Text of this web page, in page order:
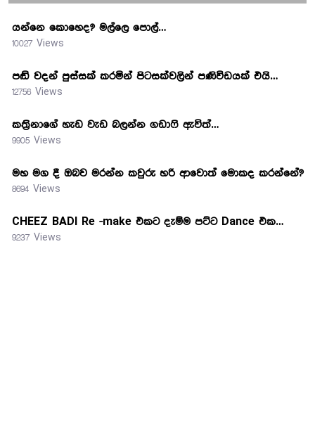
යන්නෙ කොහෙද? මල්ලෙ පොල්…
10027 Views
පඬි වදන් පුස්සක් කරමින් පිටසක්වලින් පණිවිඩයක් එයි…
12756 Views
කත්‍රිනාගේ හැඩ වැඩ බලන්න ගඩාෆි ඇවිත්…
9905 Views
මහ මග දී ඔබව මරන්න කවුරු හරි ආවොත් මොකද කරන්නේ?
8694 Views
CHEEZ BADI Re -make එකට දැම්ම පට්ට Dance එක…
9237 Views